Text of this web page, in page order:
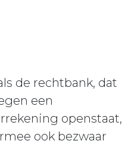
de rechtbank, dat
een
openstaat,
ook bezwaar